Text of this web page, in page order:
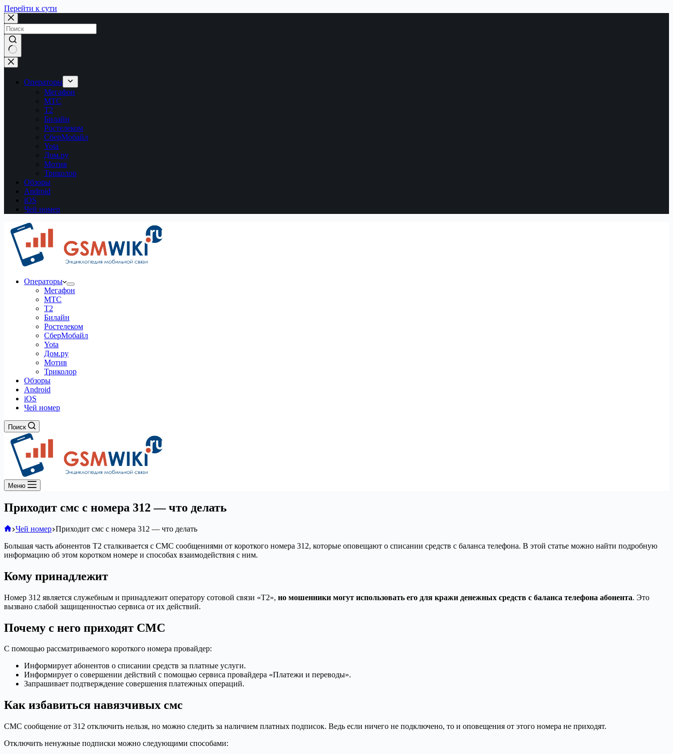
Перейти к сути
Ничего
не
найденоОператоры
Мегафон
МТС
Т2
Билайн
Ростелеком
СберМобайл
Yota
Дом.ру
Мотив
Триколор
Обзоры
Android
iOS
Чей номер
Операторы
Мегафон
МТС
Т2
Билайн
Ростелеком
СберМобайл
Yota
Дом.ру
Мотив
Триколор
Обзоры
Android
iOS
Чей номер
Поиск
Меню
Приходит смс с номера 312 — что делать
Главная
Чей номер Приходит смс с номера 312 — что делать
Большая часть абонентов Т2 сталкивается с СМС сообщениями от короткого номера 312, которые оповещают о списании средств с баланса телефона. В этой статье можно найти подробную
информацию об этом коротком номере и способах взаимодействия с ним.
Кому принадлежит
Номер 312 является служебным и принадлежит оператору сотовой связи «Т2», но мошенники могут использовать его для кражи денежных средств с баланса телефона абонента. Это
вызвано слабой защищенностью сервиса от их действий.
Почему с него приходят СМС
С помощью рассматриваемого короткого номера провайдер:
Информирует абонентов о списании средств за платные услуги.
Информирует о совершении действий с помощью сервиса провайдера «Платежи и переводы».
Запрашивает подтверждение совершения платежных операций.
Как избавиться навязчивых смс
СМС сообщение от 312 отключить нельзя, но можно следить за наличием платных подписок. Ведь если ничего не подключено, то и оповещения от этого номера не приходят.
Отключить ненужные подписки можно следующими способами: